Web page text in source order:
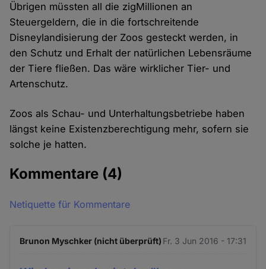
Übrigen müssten all die zigMillionen an
Steuergeldern, die in die fortschreitende
Disneylandisierung der Zoos gesteckt werden, in
den Schutz und Erhalt der natürlichen Lebensräume
der Tiere fließen. Das wäre wirklicher Tier- und
Artenschutz.
Zoos als Schau- und Unterhaltungsbetriebe haben
längst keine Existenzberechtigung mehr, sofern sie
solche je hatten.
Kommentare (4)
Netiquette für Kommentare
Brunon Myschker (nicht überprüft) Fr. 3 Jun 2016 - 17:31